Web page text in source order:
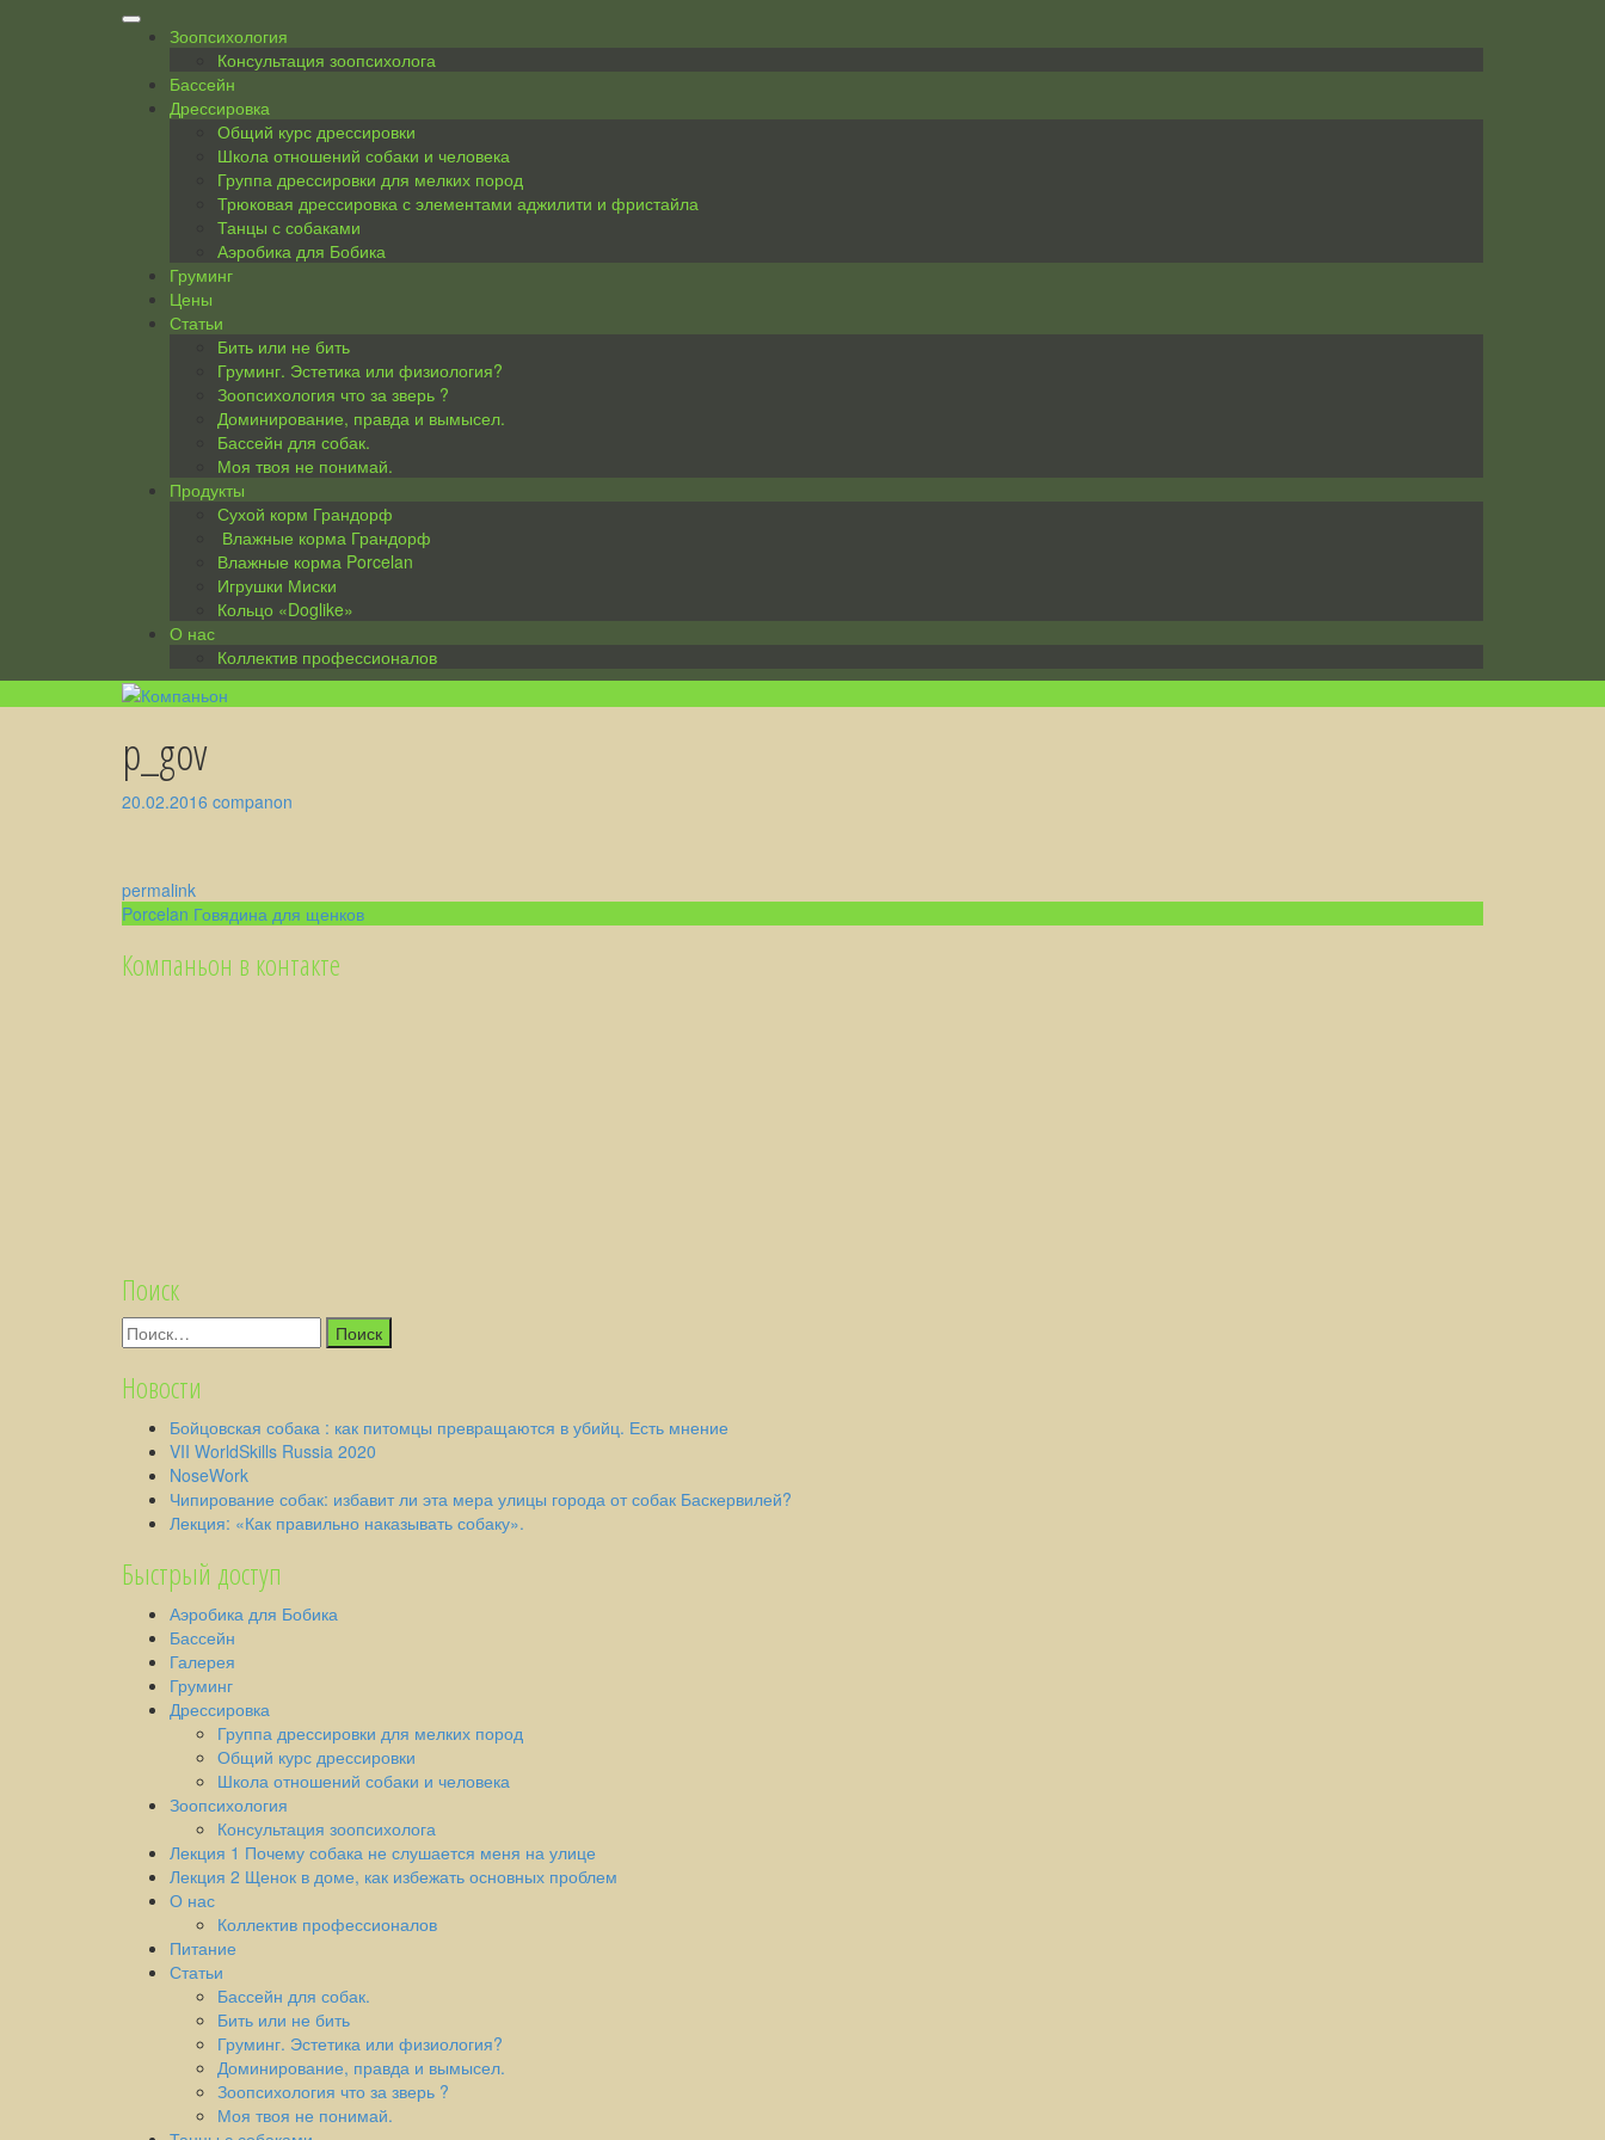
Зоопсихология
Консультация зоопсихолога
Бассейн
Дрессировка
Общий курс дрессировки
Школа отношений собаки и человека
Группа дрессировки для мелких пород
Трюковая дрессировка с элементами аджилити и фристайла
Танцы с собаками
Аэробика для Бобика
Груминг
Цены
Статьи
Бить или не бить
Груминг. Эстетика или физиология?
Зоопсихология что за зверь ?
Доминирование, правда и вымысел.
Бассейн для собак.
Моя твоя не понимай.
Продукты
Сухой корм Грандорф
Влажные корма Грандорф
Влажные корма Porcelan
Игрушки Миски
Кольцо «Doglike»
О нас
Коллектив профессионалов
p_gov
20.02.2016 companon
permalink
Post
navigation
Porcelan Говядина для щенков
Компаньон в контакте
Поиск
Найти:
Новости
Бойцовская собака : как питомцы превращаются в убийц. Есть мнение
VII WorldSkills Russia 2020
NoseWork
Чипирование собак: избавит ли эта мера улицы города от собак Баскервилей?
Лекция: «Как правильно наказывать собаку».
Быстрый доступ
Аэробика для Бобика
Бассейн
Галерея
Груминг
Дрессировка
Группа дрессировки для мелких пород
Общий курс дрессировки
Школа отношений собаки и человека
Зоопсихология
Консультация зоопсихолога
Лекция 1 Почему собака не слушается меня на улице
Лекция 2 Щенок в доме, как избежать основных проблем
О нас
Коллектив профессионалов
Питание
Статьи
Бассейн для собак.
Бить или не бить
Груминг. Эстетика или физиология?
Доминирование, правда и вымысел.
Зоопсихология что за зверь ?
Моя твоя не понимай.